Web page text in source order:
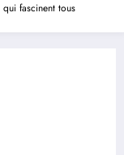
qui fascinent tous